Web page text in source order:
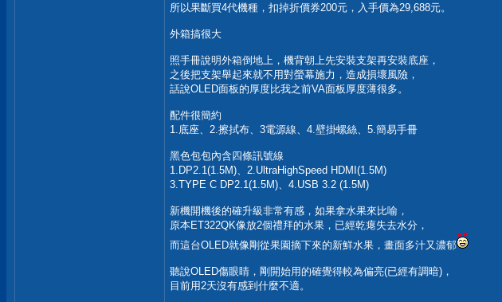
所以果斷買4代機種，扣掉折價券200元，入手價為29,688元。
外箱搞很大
照手冊說明外箱倒地上，機背朝上先安裝支架再安裝底座，
之後把支架舉起來就不用對螢幕施力，造成損壞風險，
話說OLED面板的厚度比我之前VA面板厚度薄很多。
配件很簡約
1.底座、2.擦拭布、3電源線、4.壁掛螺絲、5.簡易手冊
黑色包包內含四條訊號線
1.DP2.1(1.5M)、2.UltraHighSpeed HDMI(1.5M)
3.TYPE C DP2.1(1.5M)、4.USB 3.2 (1.5M)
新機開機後的確升級非常有感，如果拿水果來比喻，
原本ET322QK像放2個禮拜的水果，已經乾瘪失去水分，
而這台OLED就像剛從果園摘下來的新鮮水果，畫面多汁又濃郁
聽說OLED傷眼睛，剛開始用的確覺得較為偏亮(已經有調暗)，
目前用2天沒有感到什麼不適。